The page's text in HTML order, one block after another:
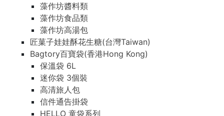
藻作坊醬料類
藻作坊食品類
藻作坊高湯包
匠菓子娃娃酥花生糖(台灣Taiwan)
Bagtory百寶袋(香港Hong Kong)
保溫袋 6L
迷你袋 3個裝
高清旅人包
信件通告掛袋
HELLO 童袋系列